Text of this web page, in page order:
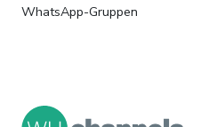
WhatsApp-Gruppen